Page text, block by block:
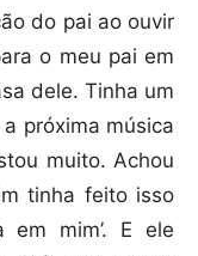
do pai ao ouvir
o meu pai em
dele. Tinha um
próxima música
muito. Achou
tinha feito isso
em mim’. E ele